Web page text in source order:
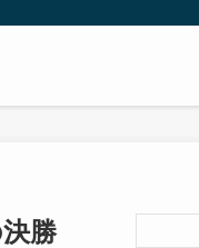
勝